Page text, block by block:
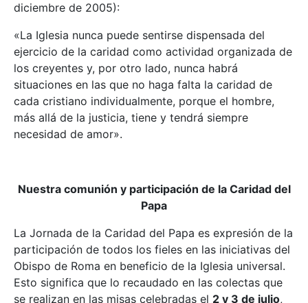
diciembre de 2005):
«La Iglesia nunca puede sentirse dispensada del
ejercicio de la caridad como actividad organizada de
los creyentes y, por otro lado, nunca habrá
situaciones en las que no haga falta la caridad de
cada cristiano individualmente, porque el hombre,
más allá de la justicia, tiene y tendrá siempre
necesidad de amor».
Nuestra comunión y participación de la Caridad del
Papa
La Jornada de la Caridad del Papa es expresión de la
participación de todos los fieles en las iniciativas del
Obispo de Roma en beneficio de la Iglesia universal.
Esto significa que lo recaudado en las colectas que
se realizan en las misas celebradas el 2 y 3 de julio,